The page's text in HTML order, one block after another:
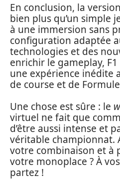
En conclusion, la
bien plus qu’un simple
à une immersion sans
configuration adaptée
technologies et des
enrichir le gameplay,
une expérience inédite
de course et de
Une chose est sûre : le
virtuel ne fait que
d’être aussi intense et
véritable championnat.
votre combinaison et à
votre monoplace ? À
partez !